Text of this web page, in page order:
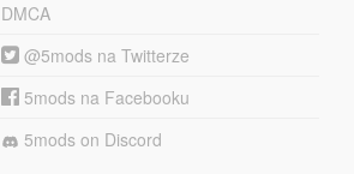
DMCA
@5mods na Twitterze
5mods na Facebooku
5mods on Discord